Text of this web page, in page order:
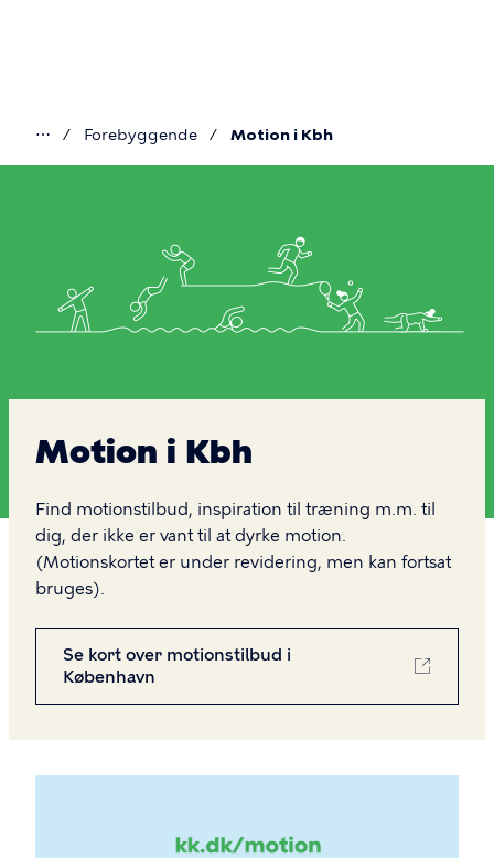
Du
⋯ Forebyggende Motion i Kbh
Kbh
Motion i Kbh
Find motionstilbud, inspiration til træning m.m. til
dig, der ikke er vant til at dyrke motion.
(Motionskortet er under revidering, men kan fortsat
bruges).
Se kort over motionstilbud i
København